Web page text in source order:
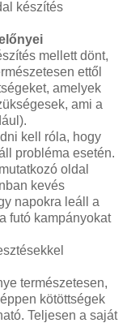
készítés
mellett dönt,
ettől
amelyek
ami a
kell róla, hogy
probléma esetén.
oldal
kevés
napokra leáll a
futó kampányokat
természetesen,
kötöttségek
Teljesen a saját